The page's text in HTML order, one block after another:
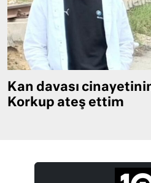
Kan davası
Korkup ateş ettim